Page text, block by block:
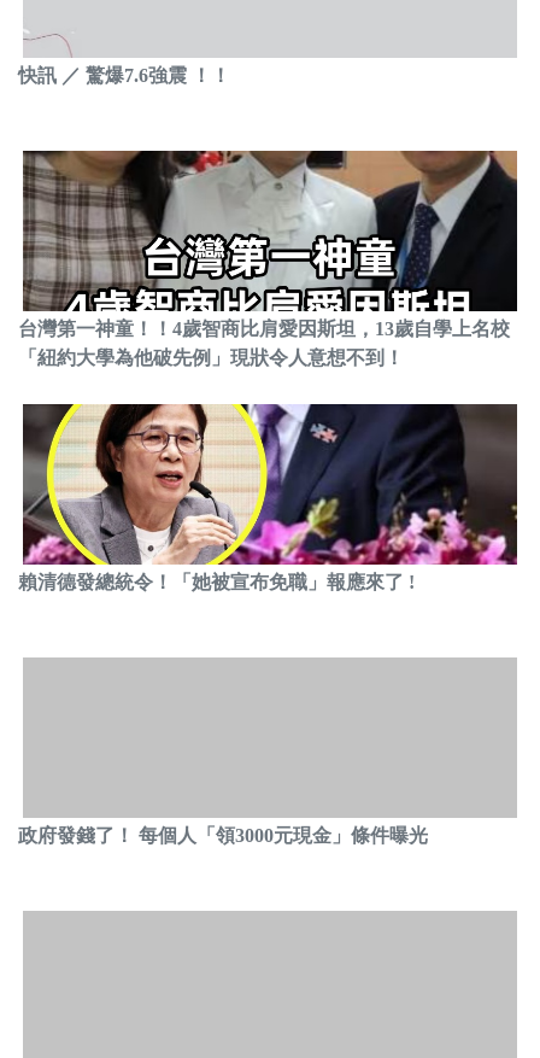
快訊 ／ 驚爆7.6強震 ！！
台灣第一神童！！4歲智商比肩愛因斯坦，13歲自學上名校
「紐約大學為他破先例」現狀令人意想不到！
賴清德發總統令！「她被宣布免職」報應來了 !
政府發錢了！ 每個人「領3000元現金」條件曝光